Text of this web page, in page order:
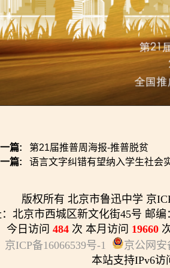
篇: 第21届推普周海报-推普脱贫
篇: 语言文字纠错有望纳入学生社会
版权所有 北京市鲁迅中学 京
北京市西城区新文化街45号 邮编
今日访问 484 次 本月访问 19660
京ICP备16066539号-1
京公网安
本站支持IPv6访